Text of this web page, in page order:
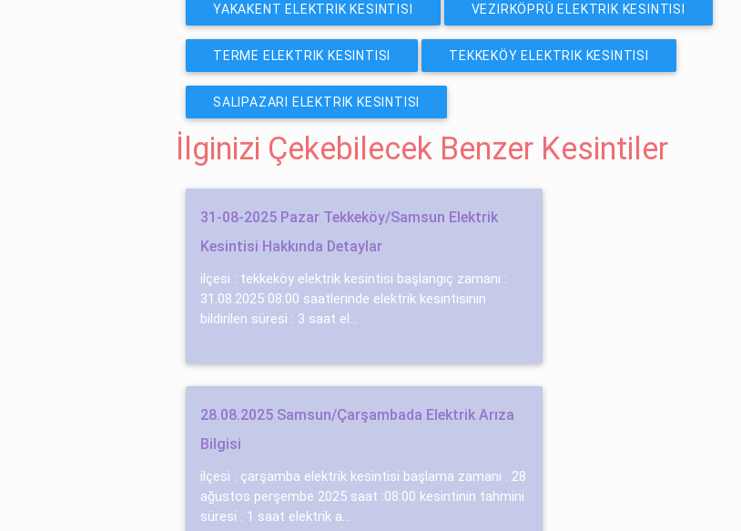
YAKAKENT ELEKTRIK KESINTISI VEZIRKÖPRÜ ELEKTRIK KESINTISI
TERME ELEKTRIK KESINTISI TEKKEKÖY ELEKTRIK KESINTISI
SALIPAZARI ELEKTRIK KESINTISI
İlginizi Çekebilecek Benzer Kesintiler
31-08-2025 Pazar Tekkeköy/Samsun Elektrik
Kesintisi Hakkında Detaylar
ilçesi : tekkeköy elektrik kesintisi başlangıç zamanı :
31.08.2025 08:00 saatlerinde elektrik kesintisinin
bildirilen süresi : 3 saat el...
28.08.2025 Samsun/Çarşambada Elektrik Arıza
Bilgisi
ilçesi : çarşamba elektrik kesintisi başlama zamanı : 28
ağustos perşembe 2025 saat :08:00 kesintinin tahmini
süresi : 1 saat elektrik a...